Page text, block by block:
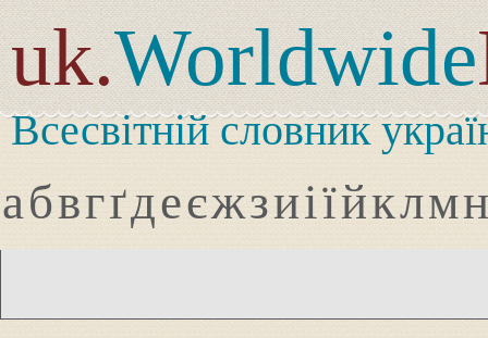
uk.Worldwide
Всесвітній словник
абвгґдеєжзиіїйклмн